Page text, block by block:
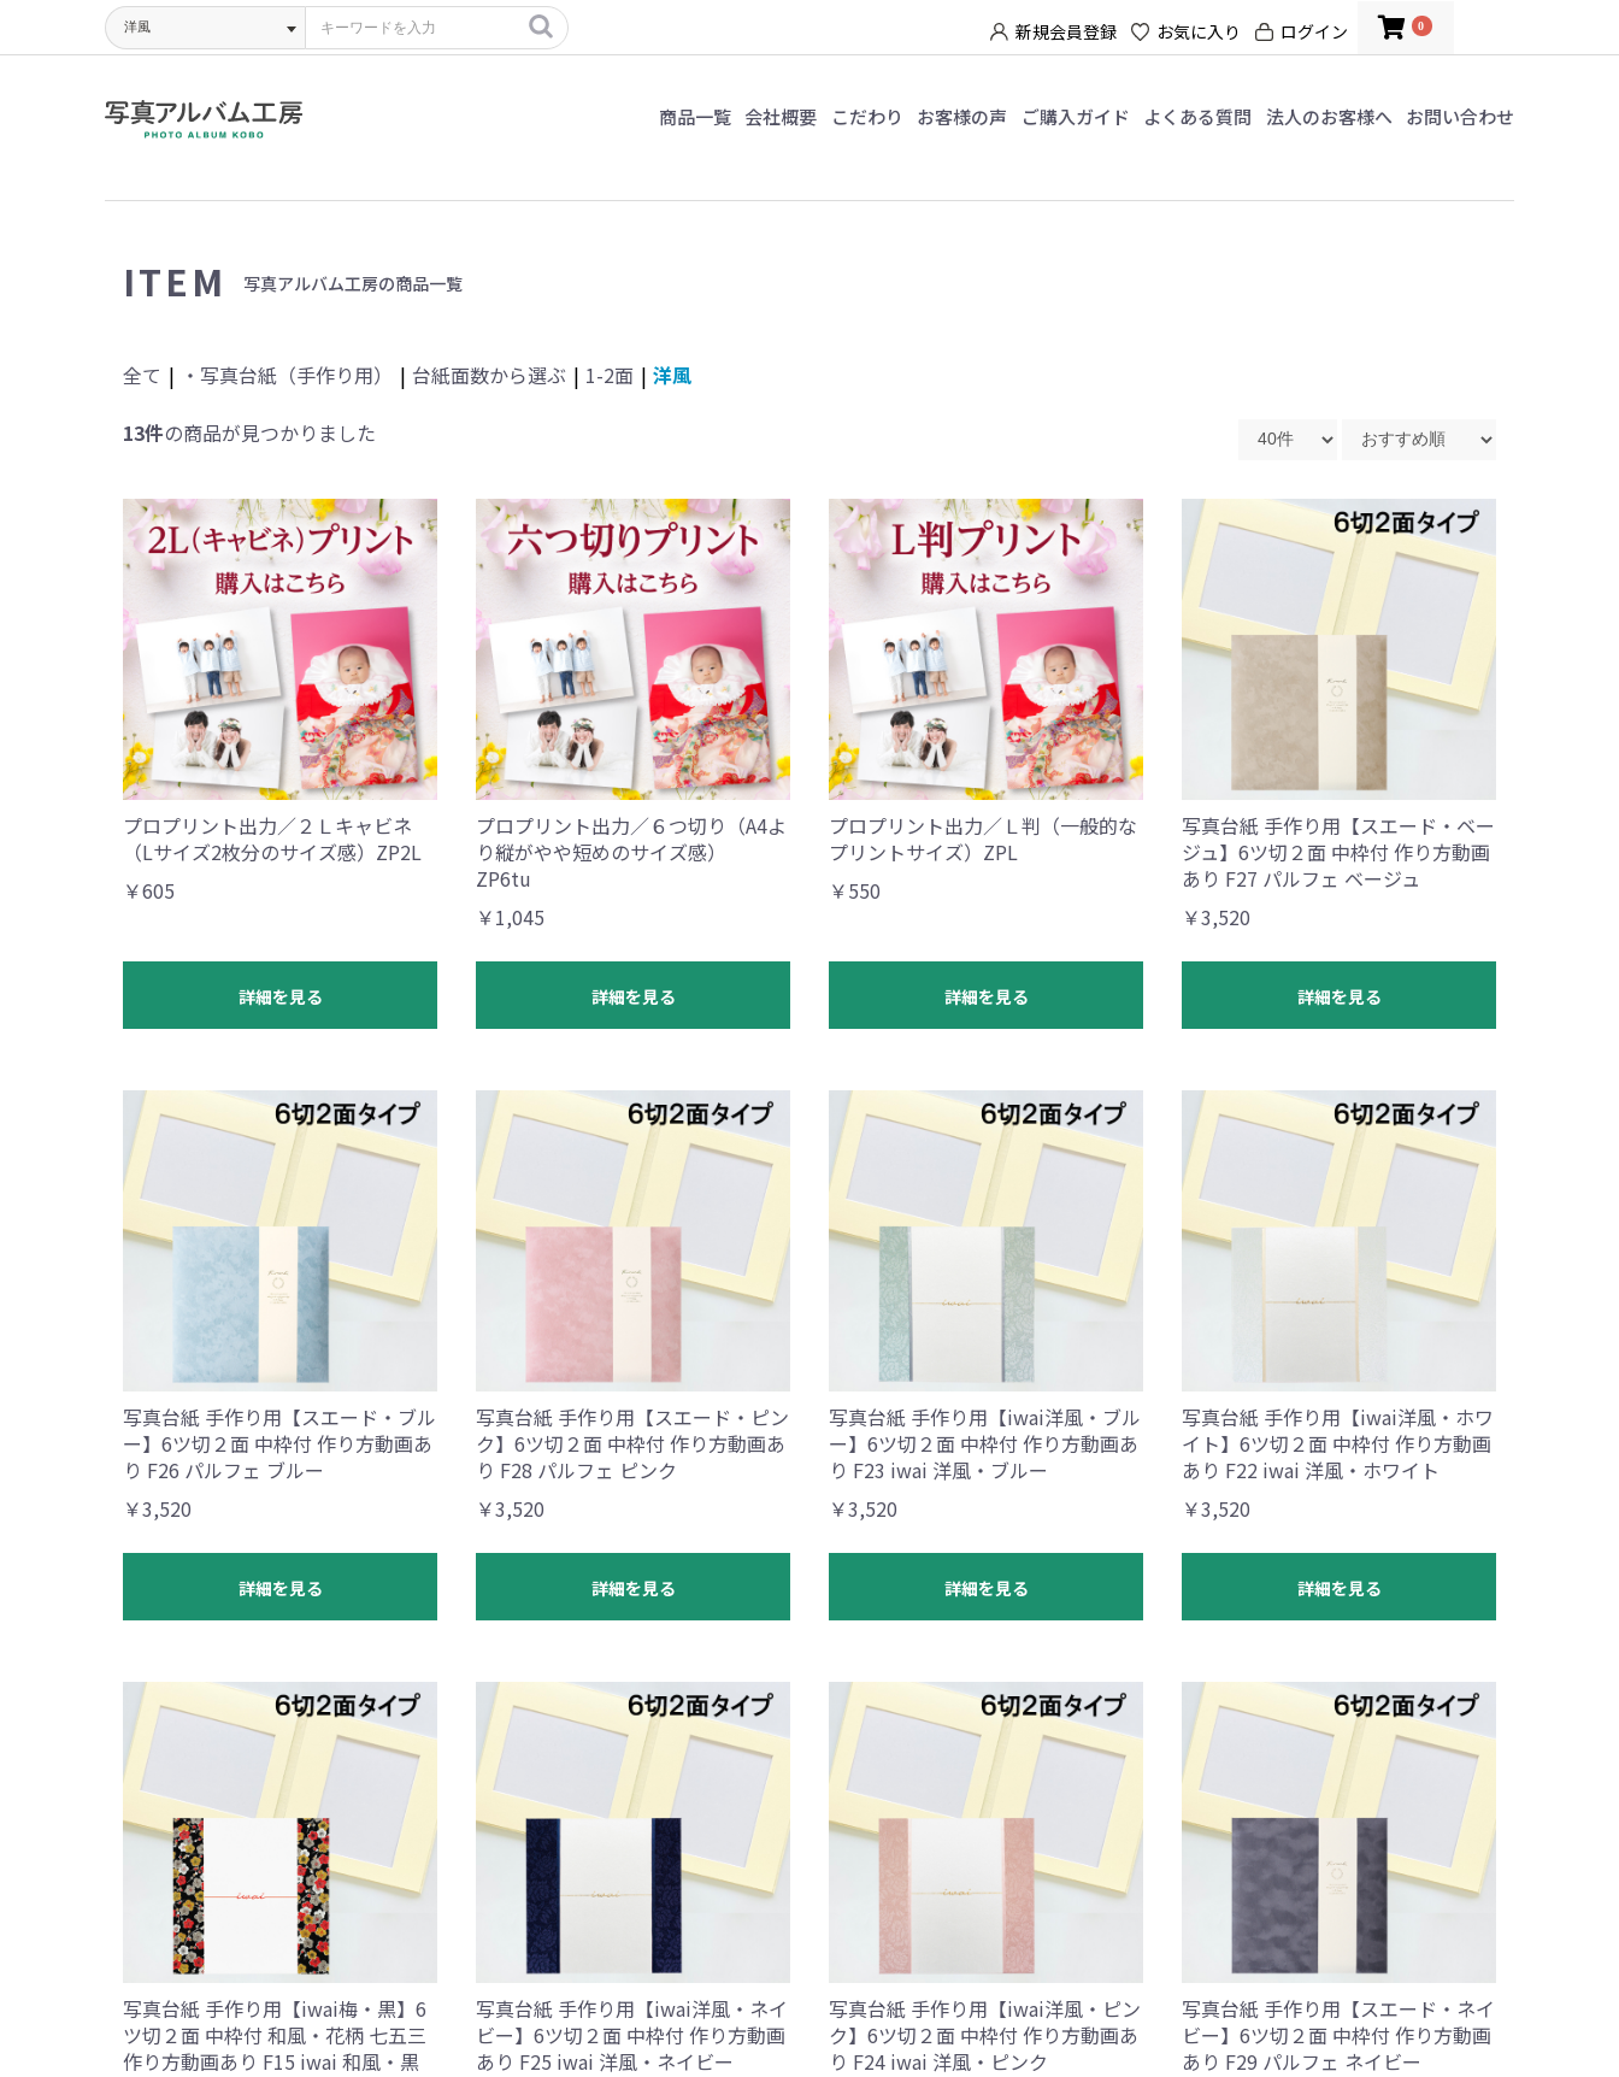
新規会員登録 お気に入り ログイン 0
商品一覧 会社概要 こだわり お客様の声 ご購入ガイド よくある質問 法人のお客様へ お問い合わせ
ITEM 写真アルバム工房の商品一覧
全て | ・写真台紙（手作り用） | 台紙面数から選ぶ | 1-2面 | 洋風
13件の商品が見つかりました
プロプリント出力／２Ｌキャビネ
（Lサイズ2枚分のサイズ感）ZP2L
￥605
詳細を見る
プロプリント出力／６つ切り（A4よ
り縦がやや短めのサイズ感）
ZP6tu
￥1,045
詳細を見る
プロプリント出力／Ｌ判（一般的な
プリントサイズ）ZPL
￥550
詳細を見る
写真台紙 手作り用【スエード・ベー
ジュ】6ツ切２面 中枠付 作り方動画
あり F27 パルフェ ベージュ
￥3,520
詳細を見る
写真台紙 手作り用【スエード・ブル
ー】6ツ切２面 中枠付 作り方動画あ
り F26 パルフェ ブルー
￥3,520
詳細を見る
写真台紙 手作り用【スエード・ピン
ク】6ツ切２面 中枠付 作り方動画あ
り F28 パルフェ ピンク
￥3,520
詳細を見る
写真台紙 手作り用【iwai洋風・ブル
ー】6ツ切２面 中枠付 作り方動画あ
り F23 iwai 洋風・ブルー
￥3,520
詳細を見る
写真台紙 手作り用【iwai洋風・ホワ
イト】6ツ切２面 中枠付 作り方動画
あり F22 iwai 洋風・ホワイト
￥3,520
詳細を見る
写真台紙 手作り用【iwai梅・黒】6
ツ切２面 中枠付 和風・花柄 七五三
作り方動画あり F15 iwai 和風・黒
写真台紙 手作り用【iwai洋風・ネイ
ビー】6ツ切２面 中枠付 作り方動画
あり F25 iwai 洋風・ネイビー
写真台紙 手作り用【iwai洋風・ピン
ク】6ツ切２面 中枠付 作り方動画あ
り F24 iwai 洋風・ピンク
写真台紙 手作り用【スエード・ネイ
ビー】6ツ切２面 中枠付 作り方動画
あり F29 パルフェ ネイビー